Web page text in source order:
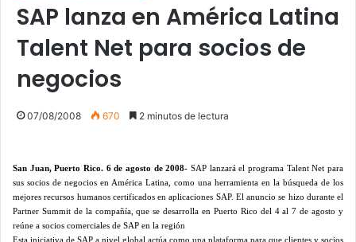
SAP lanza en América Latina
Talent Net para socios de
negocios
07/08/2008 670 2 minutos de lectura
San Juan, Puerto Rico. 6 de agosto de 2008- SAP lanzará el programa Talent Net para
sus socios de negocios en América Latina, como una herramienta en la búsqueda de los
mejores recursos humanos certificados en aplicaciones SAP. El anuncio se hizo durante el
Partner Summit de la compañía, que se desarrolla en Puerto Rico del 4 al 7 de agosto y
reúne a socios comerciales de SAP en la región
Esta iniciativa de SAP a nivel global actúa como una plataforma para que clientes y socios